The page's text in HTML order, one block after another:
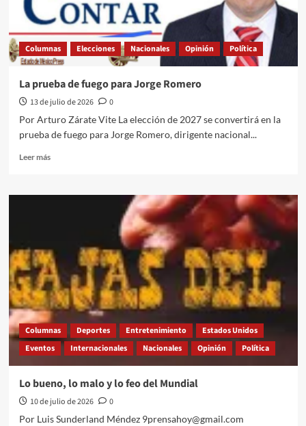
Columnas Elecciones Nacionales Opinión Política
La prueba de fuego para Jorge Romero
13 de julio de 2026
0
Por Arturo Zárate Vite La elección de 2027 se convertirá en la
prueba de fuego para Jorge Romero, dirigente nacional...
Leer másLeer
La
Jorge
Romero
Columnas Deportes Entretenimiento
Estados Unidos
Eventos
Internacionales Nacionales Opinión Política
Lo bueno, lo malo y lo feo del Mundial
10 de julio de 2026
0
Por Luis Sunderland Méndez 9prensahoy@gmail.com